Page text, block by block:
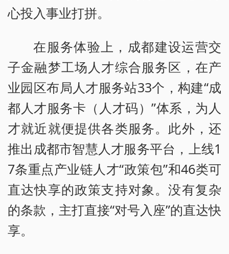
心投入事业打拼。
在服务体验上，成都建设运营交
子金融梦工场人才综合服务区，在产
业园区布局人才服务站33个，构建“成
都人才服务卡（人才码）”体系，为人
才就近就便提供各类服务。此外，还
推出成都市智慧人才服务平台，上线1
7条重点产业链人才“政策包”和46类可
直达快享的政策支持对象。没有复杂
的条款，主打直接“对号入座”的直达快
享。